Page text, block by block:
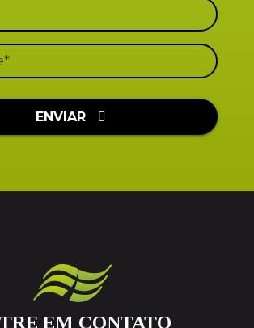
ENVIAR
EM CONTATO